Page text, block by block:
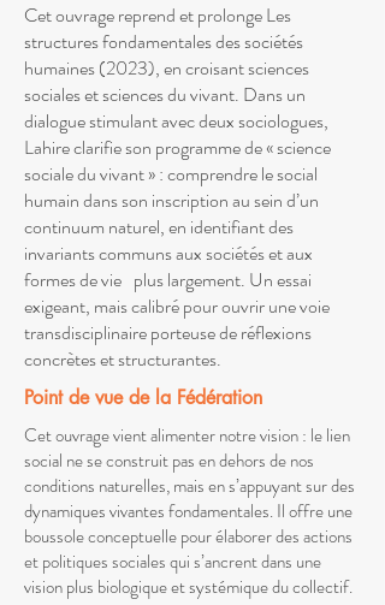
Cet ouvrage reprend et prolonge Les
structures fondamentales des sociétés
humaines (2023), en croisant sciences
sociales et sciences du vivant. Dans un
dialogue stimulant avec deux sociologues,
Lahire clarifie son programme de « science
sociale du vivant » : comprendre le social
humain dans son inscription au sein d’un
continuum naturel, en identifiant des
invariants communs aux sociétés et aux
formes de vie plus largement. Un essai
exigeant, mais calibré pour ouvrir une voie
transdisciplinaire porteuse de réflexions
concrètes et structurantes.
Point de vue de la Fédération
Cet ouvrage vient alimenter notre vision : le lien
social ne se construit pas en dehors de nos
conditions naturelles, mais en s’appuyant sur des
dynamiques vivantes fondamentales. Il offre une
boussole conceptuelle pour élaborer des actions
et politiques sociales qui s’ancrent dans une
vision plus biologique et systémique du collectif.